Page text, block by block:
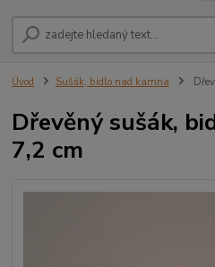
Úvod Sušák, bidlo nad kamna
Dřevěný sušák,
7,2 cm